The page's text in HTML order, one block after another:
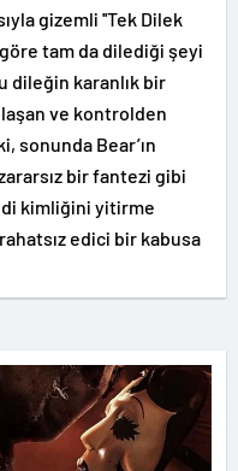
gizemli ''Tek Dilek
tam da dilediği şeyi
dileğin karanlık bir
ve kontrolden
sonunda Bear’ın
bir fantezi gibi
kimliğini yitirme
edici bir kabusa